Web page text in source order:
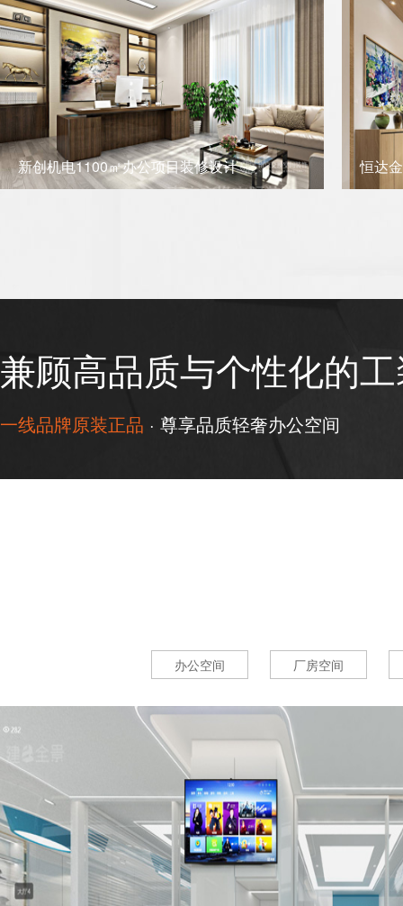
新创机电1100㎡办公项目装修设计 恒达
兼顾高品质与个性化的
一线品牌原装正品 · 尊享品质轻奢办公空间
办公空间 厂房空间